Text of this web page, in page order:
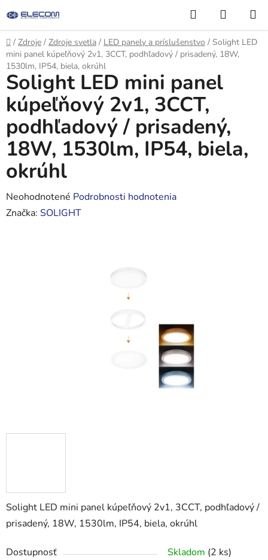
na
obsah
Hľadať
KOŠÍK
Domov
/ Zdroje / Zdroje svetla / LED panely a príslušenstvo / Solight LED
mini panel kúpeľňový 2v1, 3CCT, podhľadový / prisadený, 18W,
1530lm, IP54, biela, okrúhl
Solight LED mini panel kúpeľňový 2v1, 3CCT, podhľadový /
prisadený, 18W, 1530lm, IP54, biela, okrúhl
Dostupnosť Skladom (2 ks)
Solight LED mini panel
kúpeľňový 2v1, 3CCT,
podhľadový / prisadený,
18W, 1530lm, IP54, biela,
okrúhl
Priemerné
hodnotenie
Neohodnotené Podrobnosti hodnotenia
Značka: SOLIGHT